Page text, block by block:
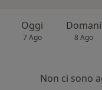
Oggi
7 Ago
Domani
8 Ago
Non ci sono